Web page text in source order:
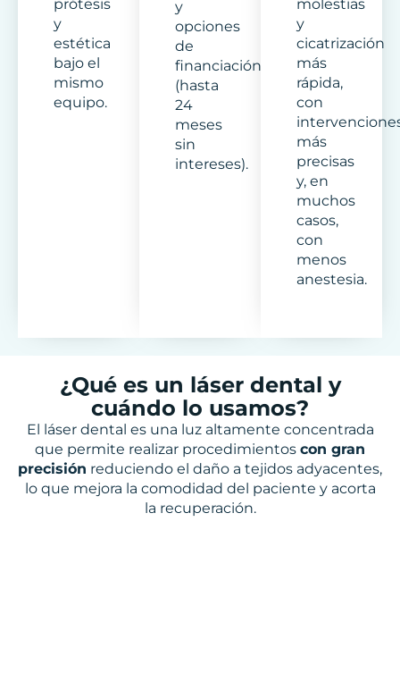
prótesis
y
estética
bajo el
mismo
equipo.
y
opciones
de
financiación
(hasta
24
meses
sin
intereses).
molestias
y
cicatrización
más
rápida,
con
más
precisas
y, en
muchos
casos,
con
menos
anestesia.
¿Qué es un láser dental y
cuándo lo usamos?
El láser dental es una luz altamente concentrada
que permite realizar procedimientos con gran
precisión reduciendo el daño a tejidos adyacentes,
lo que mejora la comodidad del paciente y acorta
la recuperación.